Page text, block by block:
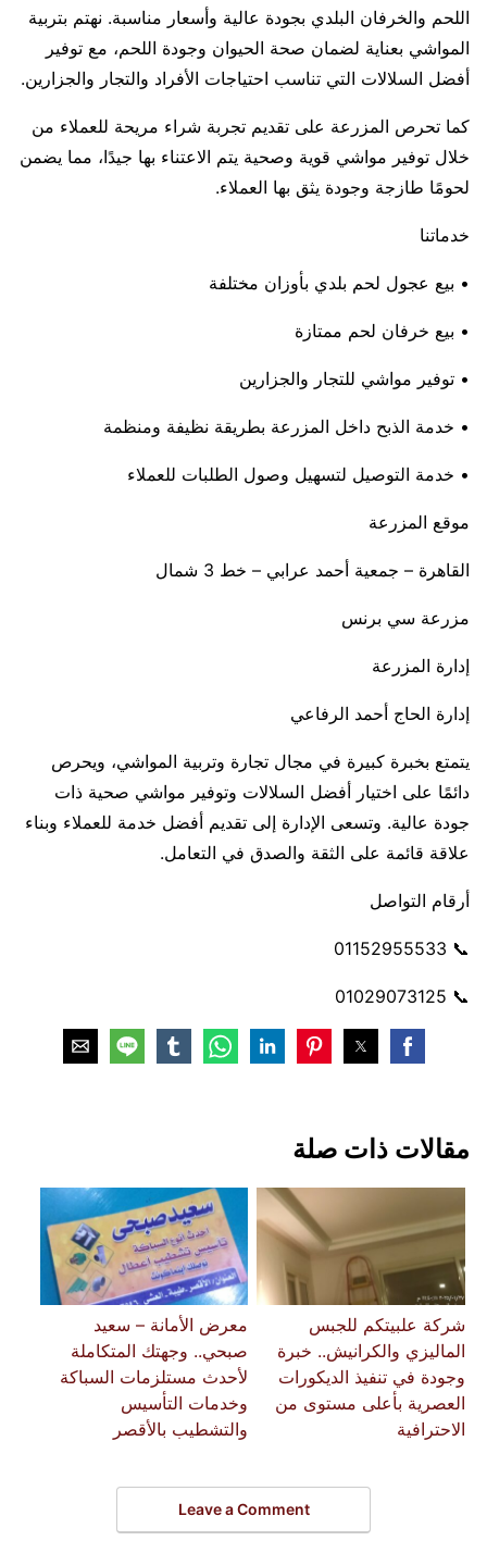
اللحم والخرفان البلدي بجودة عالية وأسعار مناسبة. نهتم بتربية
المواشي بعناية لضمان صحة الحيوان وجودة اللحم، مع توفير
أفضل السلالات التي تناسب احتياجات الأفراد والتجار والجزارين.
كما تحرص المزرعة على تقديم تجربة شراء مريحة للعملاء من
خلال توفير مواشي قوية وصحية يتم الاعتناء بها جيدًا، مما يضمن
لحومًا طازجة وجودة يثق بها العملاء.
خدماتنا
• بيع عجول لحم بلدي بأوزان مختلفة
• بيع خرفان لحم ممتازة
• توفير مواشي للتجار والجزارين
• خدمة الذبح داخل المزرعة بطريقة نظيفة ومنظمة
• خدمة التوصيل لتسهيل وصول الطلبات للعملاء
موقع المزرعة
القاهرة – جمعية أحمد عرابي – خط 3 شمال
مزرعة سي برنس
إدارة المزرعة
إدارة الحاج أحمد الرفاعي
يتمتع بخبرة كبيرة في مجال تجارة وتربية المواشي، ويحرص
دائمًا على اختيار أفضل السلالات وتوفير مواشي صحية ذات
جودة عالية. وتسعى الإدارة إلى تقديم أفضل خدمة للعملاء وبناء
علاقة قائمة على الثقة والصدق في التعامل.
أرقام التواصل
📞 01152955533
📞 01029073125
مقالات ذات صلة
شركة علبيتكم للجبس
الماليزي والكرانيش.. خبرة
وجودة في تنفيذ الديكورات
العصرية بأعلى مستوى من
الاحترافية
معرض الأمانة – سعيد
صبحي.. وجهتك المتكاملة
لأحدث مستلزمات السباكة
وخدمات التأسيس
والتشطيب بالأقصر
Leave a Comment